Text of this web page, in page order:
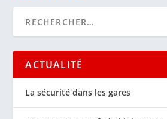
ACTUALITÉ
La sécurité dans les gares